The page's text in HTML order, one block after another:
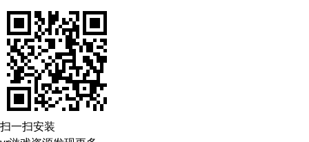
扫一扫安装